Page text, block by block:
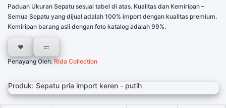
Paduan Ukuran Sepatu sesuai tabel di atas. Kualitas dan Kemiripan –
Semua Sepatu yang dijual adalah 100% import dengan kualitas premium.
Kemiripan barang asli dengan foto katalog adalah 99%.
Penayang Oleh:Rida Collection
Produk: Sepatu pria import keren - putih